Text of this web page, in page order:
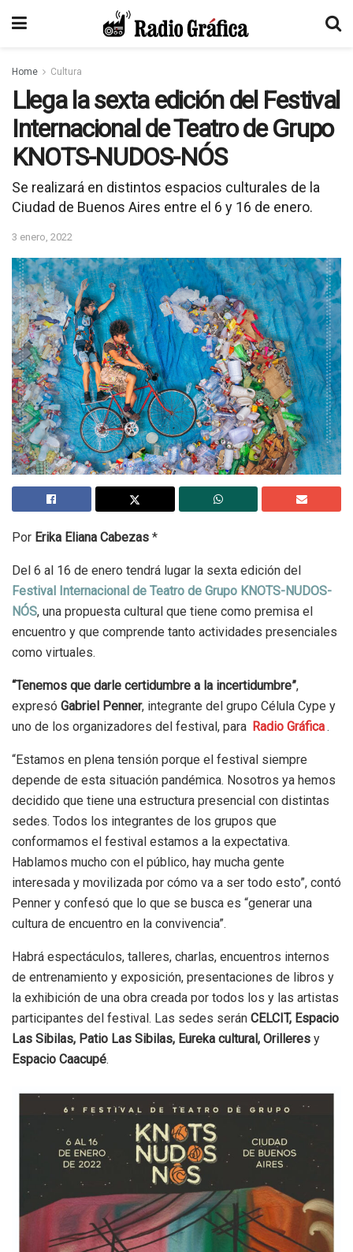
Home Cultura
Llega la sexta edición del Festival
Internacional de Teatro de Grupo
KNOTS-NUDOS-NÓS
Se realizará en distintos espacios culturales de la
Ciudad de Buenos Aires entre el 6 y 16 de enero.
3 enero, 2022
Por Erika Eliana Cabezas *
Del 6 al 16 de enero tendrá lugar la sexta edición del
Festival Internacional de Teatro de Grupo KNOTS-NUDOS-
NÓS, una propuesta cultural que tiene como premisa el
encuentro y que comprende tanto actividades presenciales
como virtuales.
“Tenemos que darle certidumbre a la incertidumbre”,
expresó Gabriel Penner, integrante del grupo Célula Cype y
uno de los organizadores del festival, para Radio Gráfica .
“Estamos en plena tensión porque el festival siempre
depende de esta situación pandémica. Nosotros ya hemos
decidido que tiene una estructura presencial con distintas
sedes. Todos los integrantes de los grupos que
conformamos el festival estamos a la expectativa.
Hablamos mucho con el público, hay mucha gente
interesada y movilizada por cómo va a ser todo esto”, contó
Penner y confesó que lo que se busca es “generar una
cultura de encuentro en la convivencia”.
Habrá espectáculos, talleres, charlas, encuentros internos
de entrenamiento y exposición, presentaciones de libros y
la exhibición de una obra creada por todos los y las artistas
participantes del festival. Las sedes serán CELCIT, Espacio
Las Sibilas, Patio Las Sibilas, Eureka cultural, Orilleres y
Espacio Caacupé.